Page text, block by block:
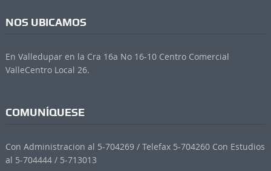
NOS UBICAMOS
En Valledupar en la Cra 16a No 16-10 Centro Comercial
ValleCentro Local 26.
COMUNÍQUESE
Con Administracion al 5-704269 / Telefax 5-704260 Con Estudios
al 5-704444 / 5-713013